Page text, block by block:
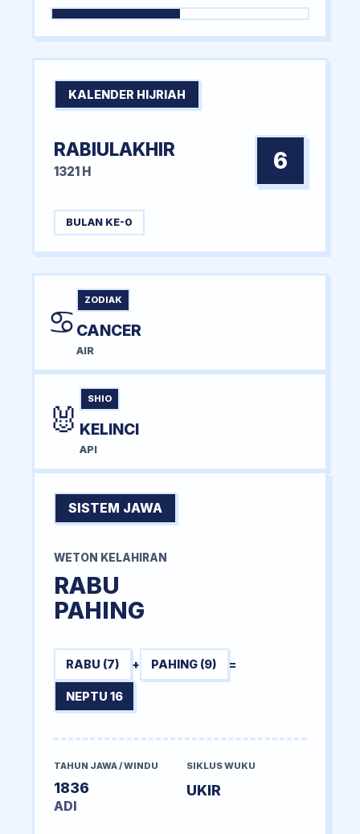
KALENDER HIJRIAH
RABIULAKHIR
1321 H 6
BULAN KE-0
♋
ZODIAK
CANCER
AIR
🐰
SHIO
KELINCI
API
SISTEM JAWA
WETON KELAHIRAN
RABU
PAHING
RABU (7) + PAHING (9) =
NEPTU 16
TAHUN JAWA / WINDU
1836
ADI
SIKLUS WUKU
UKIR